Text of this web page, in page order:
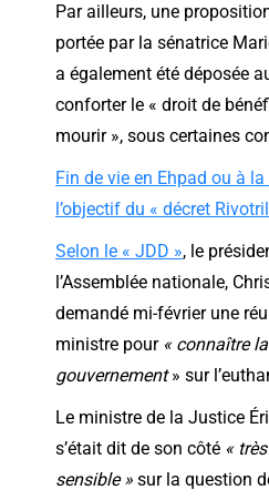
Par ailleurs, une
portée par la sénatrice
a également été déposée
conforter le « droit de
mourir », sous certaines
Fin de vie en Ehpad ou à
l’objectif du « décret
Selon le « JDD », le
l’Assemblée nationale,
demandé mi-février une
ministre pour « connaître
gouvernement» sur
Le ministre de la Justice
s’était dit de son côté «
sensible » sur la question